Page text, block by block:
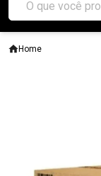
Home